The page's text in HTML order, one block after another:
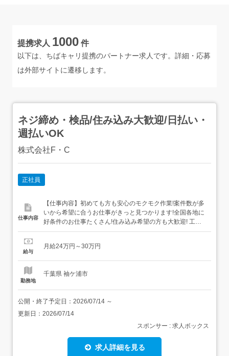
提携求人 1000 件
以下は、ちばキャリ提携のパートナー求人です。詳細・応募
は外部サイトに遷移します。
ネジ締め・検品/住み込み大歓迎/日払い・
週払いOK
株式会社F・C
正社員
仕事内容
【仕事内容】初めても方も安心のモクモク作業!案件数が多
いから希望に合うお仕事がきっと見つかります!全国各地に
好条件のお仕事たくさん!住み込み希望の方も大歓迎! 工場
での製造スタッフ/モクモク、コツコツ、シンプル作業!大半
日払い、週払い制度あり・1R寮完備・即入寮相談OK・カ
給与
月給24万円～30万円
勤務地
千葉県 袖ケ浦市
公開・終了予定日： 2026/07/14 ～
更新日： 2026/07/14
スポンサー : 求人ボックス
求人詳細を見る